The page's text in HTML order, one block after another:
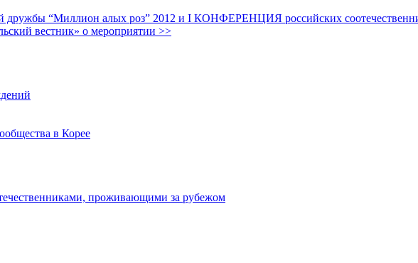
“Миллион алых роз” 2012 и I КОНФЕРЕНЦИЯ российских
вестник» о мероприятии >>
в Корее
проживающими за рубежом